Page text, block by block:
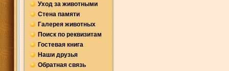
Уход за животными
Стена памяти
Галерея животных
Поиск по реквизитам
Гостевая книга
Наши друзья
Обратная связь